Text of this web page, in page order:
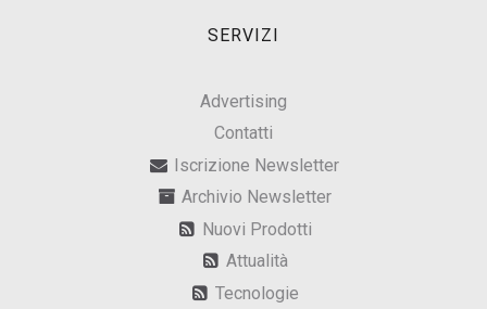
SERVIZI
Advertising
Contatti
Iscrizione Newsletter
Archivio Newsletter
Nuovi Prodotti
Attualità
Tecnologie